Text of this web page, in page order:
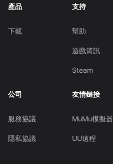
產品
下載
支持
幫助
遊戲資訊
Steam
公司
服務協議
隱私協議
友情鏈接
MuMu模擬器
UU遠程